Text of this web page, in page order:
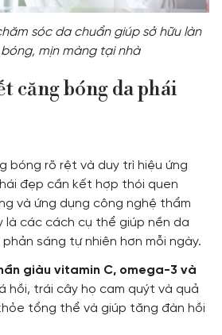
sóc da chuẩn giúp sở hữu làn
mịn màng tại nhà
căng bóng da phái
bóng rõ rệt và duy trì hiệu ứng
đẹp cần kết hợp thói quen
và ứng dụng công nghệ thẩm
là các cách cụ thể giúp nền da
sáng tự nhiên hơn mỗi ngày.
giàu vitamin C, omega-3 và
hồi, trái cây họ cam quýt và quả
tổng thể và giúp tăng đàn hồi